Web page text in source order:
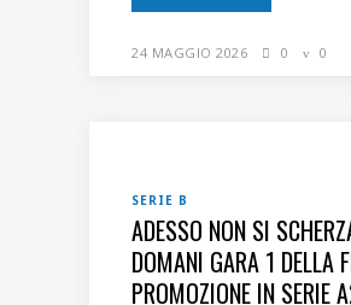
24 MAGGIO 2026 0 0
SERIE B
ADESSO NON SI
DOMANI GARA 1 DELLA
PROMOZIONE IN SERIE